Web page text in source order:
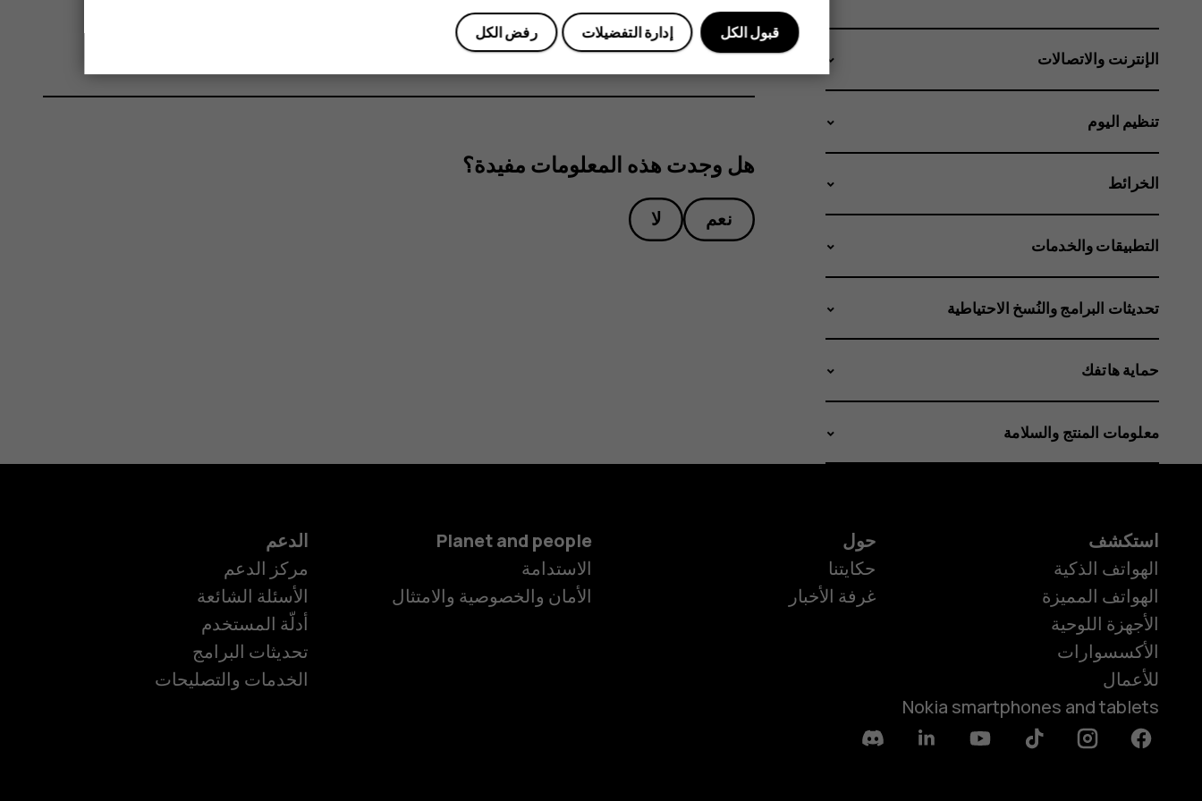
الهواتف الذكية
حدد طريقة مشاركة الصورة أو مقطع الفيديو.
هل وجدت هذه المعلومات مفيدة؟
نعم لا
الإنترنت والاتصالات
تنظيم اليوم
الخرائط
التطبيقات والخدمات
تحديثات البرامج والنُسخ الاحتياطية
حماية هاتفك
معلومات المنتج والسلامة
استكشف
الهواتف الذكية
الهواتف المميزة
الأجهزة اللوحية
الأكسسوارات
للأعمال
Nokia smartphones and tablets
حول
حكايتنا
غرفة الأخبار
Planet and people
الاستدامة
الأمان والخصوصية والامتثال
الدعم
مركز الدعم
الأسئلة الشائعة
أدلّة المستخدم
تحديثات البرامج
الخدمات والتصليحات
Facebook
Instagram
Tiktok
Youtube
Linkedin
Discord
رفض الكل إدارة التفضيلات قبول الكل